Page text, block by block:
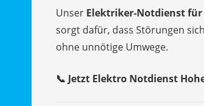
Unser Elektriker-Notdienst
sorgt dafür, dass Störungen
ohne unnötige Umwege.
📞 Jetzt Elektro Notdienst